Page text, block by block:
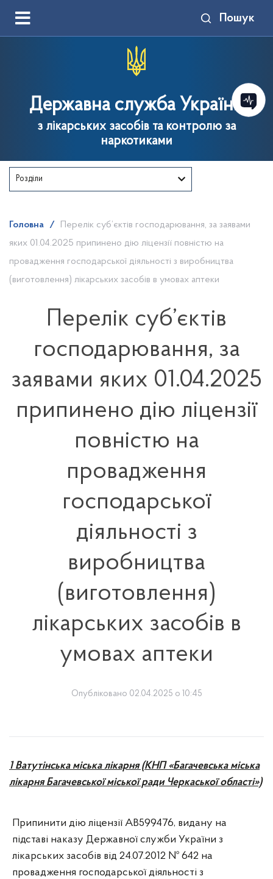
Пошук
Державна служба України
з лікарських засобів та контролю за
наркотиками
Розділи
Головна /
Перелік суб’єктів господарювання, за заявами
яких 01.04.2025 припинено дію ліцензії повністю на
провадження господарської діяльності з виробництва
(виготовлення) лікарських засобів в умовах аптеки
Перелік суб’єктів
господарювання, за
заявами яких 01.04.2025
припинено дію ліцензії
повністю на
провадження
господарської
діяльності з
виробництва
(виготовлення)
лікарських засобів в
умовах аптеки
Опубліковано 02.04.2025 о 10:45
1 Ватутінська міська лікарня (КНП «Багачевська міська
лікарня Багачевської міської ради Черкаської області»)
Припинити дію ліцензії АВ599476, видану на
підставі наказу Державної служби України з
лікарських засобів від 24.07.2012 № 642 на
провадження господарської діяльності з